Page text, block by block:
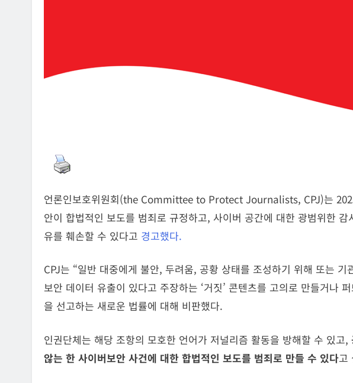
언론인보호위원회(the Committee to Protect Journalists, CPJ)는
안이 합법적인 보도를 범죄로 규정하고, 사이버 공간에 대한 광범위한
유를 훼손할 수 있다고 경고했다.
CPJ는 “일반 대중에게 불안, 두려움, 공황 상태를 조성하기 위해 또는
보안 데이터 유출이 있다고 주장하는 ‘거짓’ 콘텐츠를 고의로 만들거나
을 선고하는 새로운 법률에 대해 비판했다.
인권단체는 해당 조항의 모호한 언어가 저널리즘 활동을 방해할 수 있고,
않는 한 사이버보안 사건에 대한 합법적인 보도를 범죄로 만들 수 있다고
2026년 08월 05일